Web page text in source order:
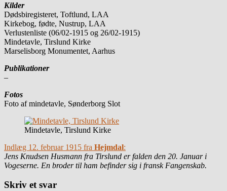
Kilder
Dødsbiregisteret, Toftlund, LAA
Kirkebog, fødte, Nustrup, LAA
Verlustenliste (06/02-1915 og 26/02-1915)
Mindetavle, Tirslund Kirke
Marselisborg Monumentet, Aarhus
Publikationer
–
Fotos
Foto af mindetavle, Sønderborg Slot
Mindetavle, Tirslund Kirke
Indlæg 12. februar 1915 fra Hejmdal:
Jens Knudsen Husmann fra Tirslund er falden den 20. Januar i
Vogeserne. En broder til ham befinder sig i fransk Fangenskab.
Skriv et svar